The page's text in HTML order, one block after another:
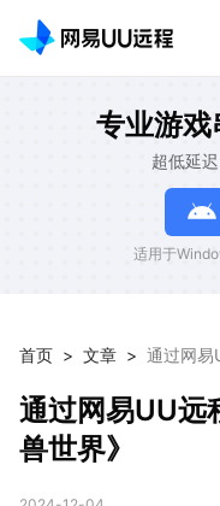
专业游
超低延
适用于
首页 > 文章 > 通过网易
通过网易UU远
兽世界》